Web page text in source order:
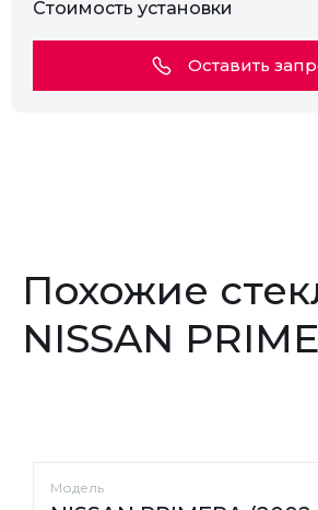
Стоимость установки
Оставить
Похожие
NISSAN
Модель